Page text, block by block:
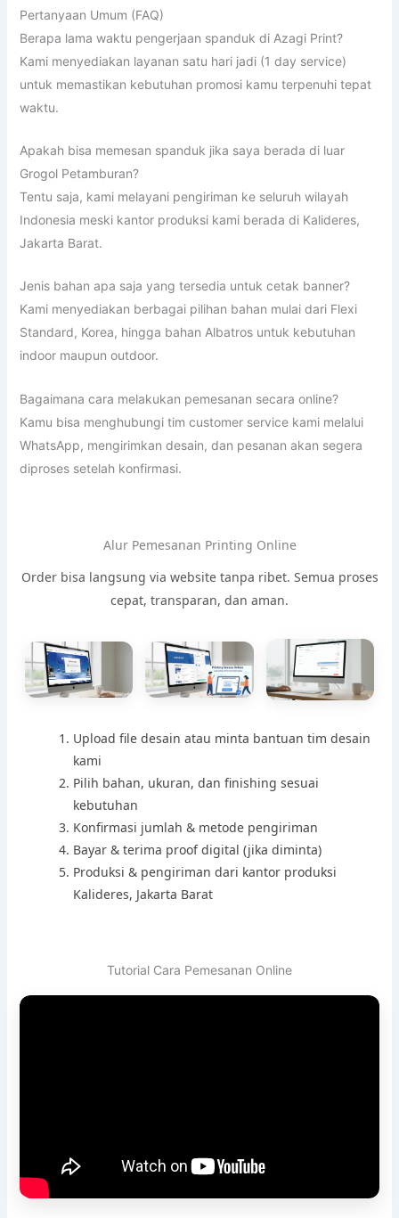
Pertanyaan Umum (FAQ)
Berapa lama waktu pengerjaan spanduk di Azagi Print?
Kami menyediakan layanan satu hari jadi (1 day service)
untuk memastikan kebutuhan promosi kamu terpenuhi tepat
waktu.
Apakah bisa memesan spanduk jika saya berada di luar
Grogol Petamburan?
Tentu saja, kami melayani pengiriman ke seluruh wilayah
Indonesia meski kantor produksi kami berada di Kalideres,
Jakarta Barat.
Jenis bahan apa saja yang tersedia untuk cetak banner?
Kami menyediakan berbagai pilihan bahan mulai dari Flexi
Standard, Korea, hingga bahan Albatros untuk kebutuhan
indoor maupun outdoor.
Bagaimana cara melakukan pemesanan secara online?
Kamu bisa menghubungi tim customer service kami melalui
WhatsApp, mengirimkan desain, dan pesanan akan segera
diproses setelah konfirmasi.
Alur Pemesanan Printing Online
Order bisa langsung via website tanpa ribet. Semua proses
cepat, transparan, dan aman.
Upload file desain atau minta bantuan tim desain
kami
Pilih bahan, ukuran, dan finishing sesuai
kebutuhan
Konfirmasi jumlah & metode pengiriman
Bayar & terima proof digital (jika diminta)
Produksi & pengiriman dari kantor produksi
Kalideres, Jakarta Barat
Tutorial Cara Pemesanan Online